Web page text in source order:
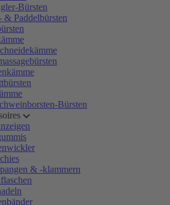
Bürsten
& Paddelbürsten
Bürsten
& -klammern